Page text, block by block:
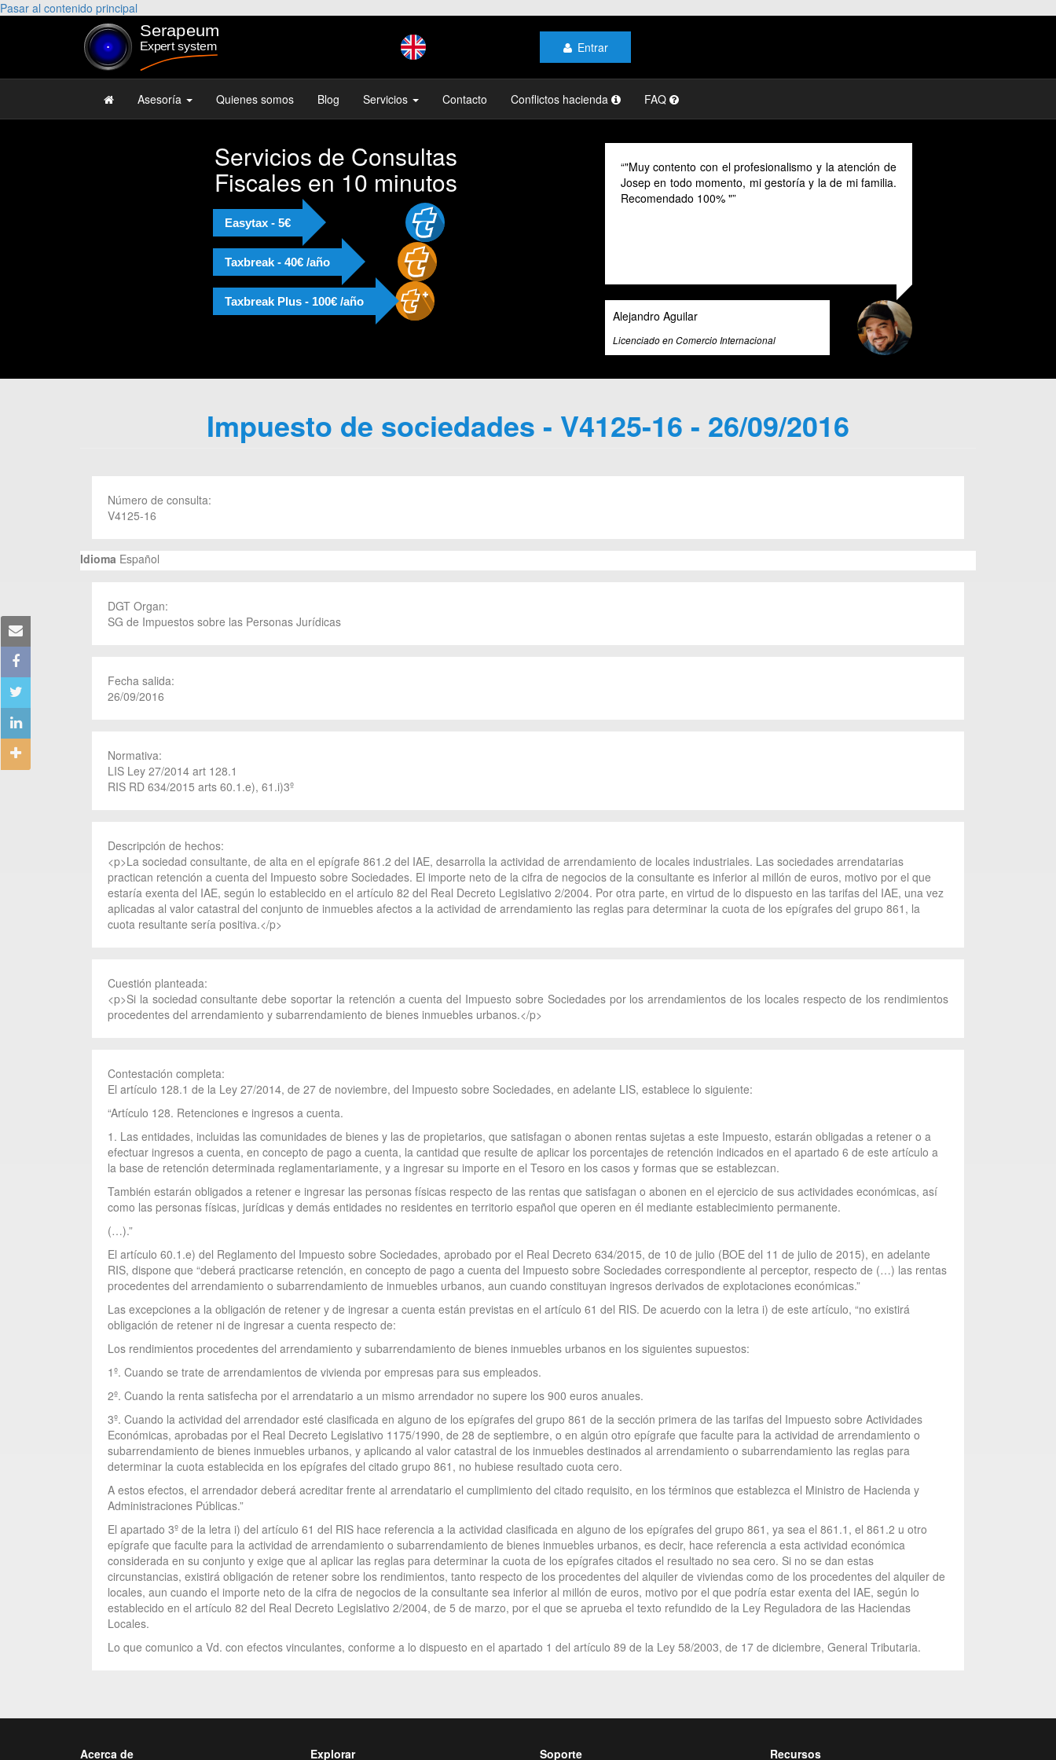
Pasar al contenido principal
Entrar
Asesoría Quienes somos Blog Servicios Contacto Conflictos hacienda FAQ
Servicios de Consultas
Fiscales en 10 minutos
Easytax - 5€
Taxbreak - 40€ /año
Taxbreak Plus - 100€ /año
"Muy contento con el profesionalismo y la atención de
Josep en todo momento, mi gestoría y la de mi familia.
Recomendado 100% "
Alejandro Aguilar
Licenciado en Comercio Internacional
Impuesto de sociedades - V4125-16 - 26/09/2016
Número de consulta:
V4125-16
Idioma Español
DGT Organ:
SG de Impuestos sobre las Personas Jurídicas
Fecha salida:
26/09/2016
Normativa:
LIS Ley 27/2014 art 128.1
RIS RD 634/2015 arts 60.1.e), 61.i)3º
Descripción de hechos:
<p>La sociedad consultante, de alta en el epígrafe 861.2 del IAE, desarrolla la actividad de arrendamiento de locales industriales. Las sociedades arrendatarias
practican retención a cuenta del Impuesto sobre Sociedades. El importe neto de la cifra de negocios de la consultante es inferior al millón de euros, motivo por el que
estaría exenta del IAE, según lo establecido en el artículo 82 del Real Decreto Legislativo 2/2004. Por otra parte, en virtud de lo dispuesto en las tarifas del IAE, una vez
aplicadas al valor catastral del conjunto de inmuebles afectos a la actividad de arrendamiento las reglas para determinar la cuota de los epígrafes del grupo 861, la
cuota resultante sería positiva.</p>
Cuestión planteada:
<p>Si la sociedad consultante debe soportar la retención a cuenta del Impuesto sobre Sociedades por los arrendamientos de los locales respecto de los rendimientos
procedentes del arrendamiento y subarrendamiento de bienes inmuebles urbanos.</p>
Contestación completa:
El artículo 128.1 de la Ley 27/2014, de 27 de noviembre, del Impuesto sobre Sociedades, en adelante LIS, establece lo siguiente:
“Artículo 128. Retenciones e ingresos a cuenta.
1. Las entidades, incluidas las comunidades de bienes y las de propietarios, que satisfagan o abonen rentas sujetas a este Impuesto, estarán obligadas a retener o a
efectuar ingresos a cuenta, en concepto de pago a cuenta, la cantidad que resulte de aplicar los porcentajes de retención indicados en el apartado 6 de este artículo a
la base de retención determinada reglamentariamente, y a ingresar su importe en el Tesoro en los casos y formas que se establezcan.
También estarán obligados a retener e ingresar las personas físicas respecto de las rentas que satisfagan o abonen en el ejercicio de sus actividades económicas, así
como las personas físicas, jurídicas y demás entidades no residentes en territorio español que operen en él mediante establecimiento permanente.
(…).”
El artículo 60.1.e) del Reglamento del Impuesto sobre Sociedades, aprobado por el Real Decreto 634/2015, de 10 de julio (BOE del 11 de julio de 2015), en adelante
RIS, dispone que “deberá practicarse retención, en concepto de pago a cuenta del Impuesto sobre Sociedades correspondiente al perceptor, respecto de (…) las rentas
procedentes del arrendamiento o subarrendamiento de inmuebles urbanos, aun cuando constituyan ingresos derivados de explotaciones económicas.”
Las excepciones a la obligación de retener y de ingresar a cuenta están previstas en el artículo 61 del RIS. De acuerdo con la letra i) de este artículo, “no existirá
obligación de retener ni de ingresar a cuenta respecto de:
Los rendimientos procedentes del arrendamiento y subarrendamiento de bienes inmuebles urbanos en los siguientes supuestos:
1º. Cuando se trate de arrendamientos de vivienda por empresas para sus empleados.
2º. Cuando la renta satisfecha por el arrendatario a un mismo arrendador no supere los 900 euros anuales.
3º. Cuando la actividad del arrendador esté clasificada en alguno de los epígrafes del grupo 861 de la sección primera de las tarifas del Impuesto sobre Actividades
Económicas, aprobadas por el Real Decreto Legislativo 1175/1990, de 28 de septiembre, o en algún otro epígrafe que faculte para la actividad de arrendamiento o
subarrendamiento de bienes inmuebles urbanos, y aplicando al valor catastral de los inmuebles destinados al arrendamiento o subarrendamiento las reglas para
determinar la cuota establecida en los epígrafes del citado grupo 861, no hubiese resultado cuota cero.
A estos efectos, el arrendador deberá acreditar frente al arrendatario el cumplimiento del citado requisito, en los términos que establezca el Ministro de Hacienda y
Administraciones Públicas.”
El apartado 3º de la letra i) del artículo 61 del RIS hace referencia a la actividad clasificada en alguno de los epígrafes del grupo 861, ya sea el 861.1, el 861.2 u otro
epígrafe que faculte para la actividad de arrendamiento o subarrendamiento de bienes inmuebles urbanos, es decir, hace referencia a esta actividad económica
considerada en su conjunto y exige que al aplicar las reglas para determinar la cuota de los epígrafes citados el resultado no sea cero. Si no se dan estas
circunstancias, existirá obligación de retener sobre los rendimientos, tanto respecto de los procedentes del alquiler de viviendas como de los procedentes del alquiler de
locales, aun cuando el importe neto de la cifra de negocios de la consultante sea inferior al millón de euros, motivo por el que podría estar exenta del IAE, según lo
establecido en el artículo 82 del Real Decreto Legislativo 2/2004, de 5 de marzo, por el que se aprueba el texto refundido de la Ley Reguladora de las Haciendas
Locales.
Lo que comunico a Vd. con efectos vinculantes, conforme a lo dispuesto en el apartado 1 del artículo 89 de la Ley 58/2003, de 17 de diciembre, General Tributaria.
Acerca de Explorar Soporte Recursos